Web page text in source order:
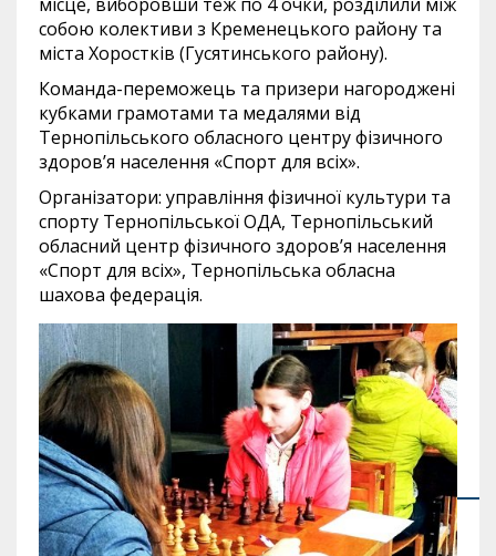
собою колективи з Кременецького району та
міста Хоростків (Гусятинського району).
Команда-переможець та призери нагороджені
кубками грамотами та медалями від
Тернопільського обласного центру фізичного
здоров’я населення «Спорт для всіх».
Організатори: управління фізичної культури та
спорту Тернопільської ОДА, Тернопільський
обласний центр фізичного здоров’я населення
«Спорт для всіх», Тернопільська обласна
шахова федерація.